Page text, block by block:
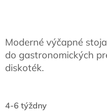
4-6 týždny
Moderné výčapné
do gastronomických
diskoték.